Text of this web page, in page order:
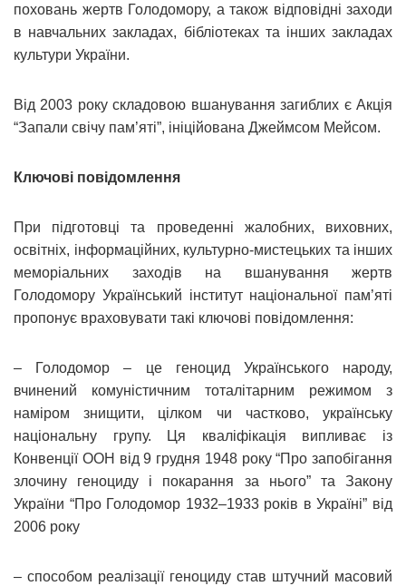
поховань жертв Голодомору, а також відповідні заходи
в навчальних закладах, бібліотеках та інших закладах
культури України.
Від 2003 року складовою вшанування загиблих є Акція
“Запали свічу пам’яті”, ініційована Джеймсом Мейсом.
Ключові повідомлення
При підготовці та проведенні жалобних, виховних,
освітніх, інформаційних, культурно-мистецьких та інших
меморіальних заходів на вшанування жертв
Голодомору Український інститут національної пам’яті
пропонує враховувати такі ключові повідомлення:
– Голодомор – це геноцид Українського народу,
вчинений комуністичним тоталітарним режимом з
наміром знищити, цілком чи частково, українську
національну групу. Ця кваліфікація випливає із
Конвенції ООН від 9 грудня 1948 року “Про запобігання
злочину геноциду і покарання за нього” та Закону
України “Про Голодомор 1932–1933 років в Україні” від
2006 року
– способом реалізації геноциду став штучний масовий